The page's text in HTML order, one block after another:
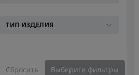
ТИП ИЗДЕЛИЯ
Сбросить Выберите фильтры